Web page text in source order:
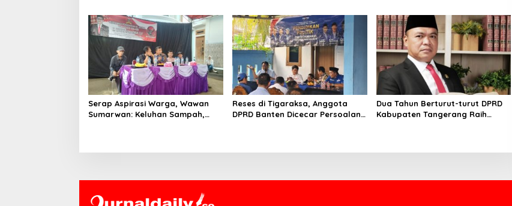
Menjaga Kepercayaan Publik
Sosial
Festival Bulan Bung Karno
Serap Aspirasi Warga, Wawan
Sumarwan: Keluhan Sampah,
Reses di Tigaraksa, Anggota
DPRD Banten Dicecar Persoalan
Dua Tahun Berturut-turut DPRD
Kabupaten Tangerang Raih